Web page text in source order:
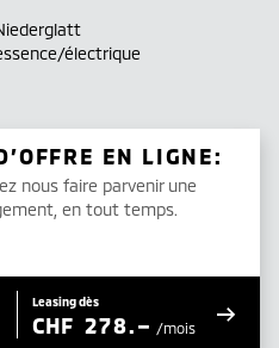
électrique
EN LIGNE:
nous faire parvenir une
en tout temps.
Leasing dès
CHF 278.– /mois